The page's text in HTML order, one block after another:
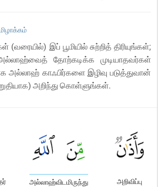
இப் பூமியில் சுற்றித் திரியுங்கள்;
தோற்கடிக்க முடியாதவர்கள்
அல்லாஹ் காஃபிர்களை இழிவு படுத்துவான்
அறிந்து கொள்ளுங்கள்.
அறிவிப்பு
அல்லாஹ்விடமிருந்து